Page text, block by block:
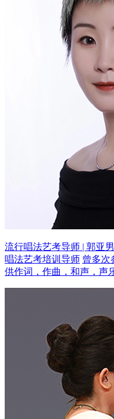
流行唱法艺考导师 | 郭亚
唱法艺考培训导师 曾多次
供作词，作曲，和声，声